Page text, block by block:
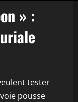
» :
tester
pousse